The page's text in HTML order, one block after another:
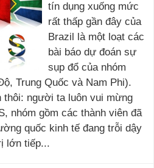
tín dụng xuống mức
rất thấp gần đây của
Brazil là một loạt các
bài báo dự đoán sự
sụp đổ của nhóm
Trung Quốc và Nam Phi).
thôi: người ta luôn vui mừng
nhóm gồm các thành viên đã
quốc kinh tế đang trỗi dậy
lớn tiếp...